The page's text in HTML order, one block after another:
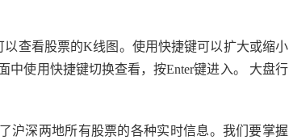
查看股票的K线图。使用快捷键可以扩大或缩小
使用快捷键切换查看，按Enter键进入。 大盘行
沪深两地所有股票的各种实时信息。我们要掌握